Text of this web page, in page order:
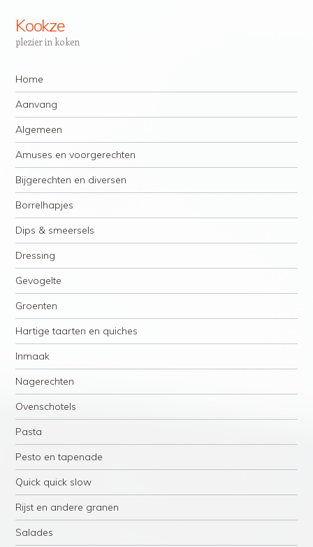
Kookze
plezier in koken
Navigatie
Spring naar inhoud
Home
Aanvang
Algemeen
Amuses en voorgerechten
Bijgerechten en diversen
Borrelhapjes
Dips & smeersels
Dressing
Gevogelte
Groenten
Hartige taarten en quiches
Inmaak
Nagerechten
Ovenschotels
Pasta
Pesto en tapenade
Quick quick slow
Rijst en andere granen
Salades